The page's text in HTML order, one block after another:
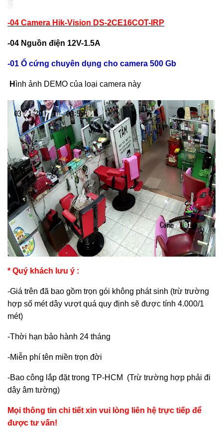
-04 Camera Hik-Vision DS-2CE16COT-IRP
-04 Nguồn điện 12V-1.5A
-01 Ổ cứng chuyên dụng cho camera 500 Gb
H ình ảnh DEMO của loại camera này
* Quý khách lưu ý :
-Giá trên đã bao gồm trọn gói không phát sinh (trừ trường
hợp số mét dây vượt quá quy định sẽ được tính 4.000/1
mét)
-Thời hạn bảo hành 24 tháng
-Miễn phí tên miền trọn đời
-Bao công lắp đặt trong TP-HCM (Trừ trường hợp phải đi
dây âm tường)
Mọi thông tin chi tiết xin vui lòng liên hệ trực tiếp để
được tư vấn!